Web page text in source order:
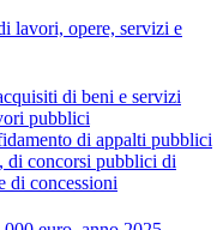
lavori, opere, servizi e
di beni e servizi
pubblici
di appalti pubblici
di concorsi pubblici di
di concessioni